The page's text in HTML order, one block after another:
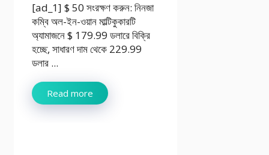
[ad_1] $ 50 সংরক্ষণ করুন: নিনজা
কম্বি অল-ইন-ওয়ান মাল্টিকুকারটি
অ্যামাজনে $ 179.99 ডলারে বিক্রি
হচ্ছে, সাধারণ দাম থেকে 229.99
ডলার ...
Read more